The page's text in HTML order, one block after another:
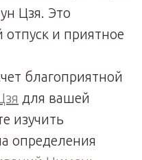
Цзя. Это
и приятное
благоприятной
для вашей
изучить
определения